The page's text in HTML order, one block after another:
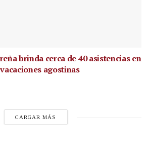
brinda cerca de 40 asistencias en
agostinas
CARGAR MÁS